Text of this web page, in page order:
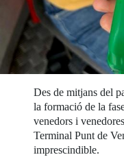
Des de mitjans del
la formació de la
venedors i
Terminal Punt de
imprescindible.